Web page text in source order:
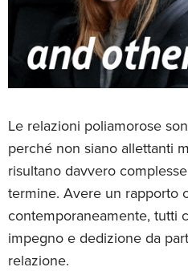
Le relazioni poliamorose
perché non siano allettanti
risultano davvero
termine. Avere un rapporto
contemporaneamente, tutti
impegno e dedizione da
relazione.